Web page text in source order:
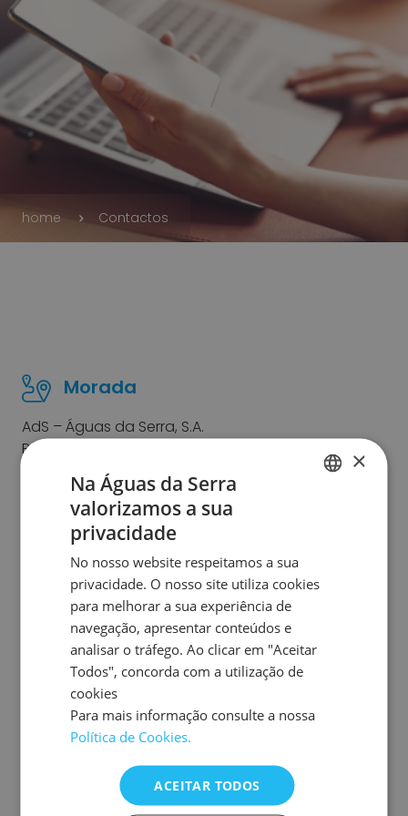
home Contactos
Morada
AdS – Águas da Serra, S.A.
Rua Senhora da Estrela, 20
6200-454 Boidobra
Portugal
Coordenadas GPS:
N 40º 15,072’ W 7º28,811’
Abrir Mapa
Horário de funcionamento
Das 08h às 17h (dias úteis)
SPANISH
FRENCH
×
Na Águas da Serra
valorizamos a sua
privacidade
No nosso website respeitamos a sua
privacidade. O nosso site utiliza cookies
para melhorar a sua experiência de
navegação, apresentar conteúdos e
analisar o tráfego. Ao clicar em "Aceitar
Todos", concorda com a utilização de
cookies
Para mais informação consulte a nossa
Política de Cookies.
ACEITAR TODOS